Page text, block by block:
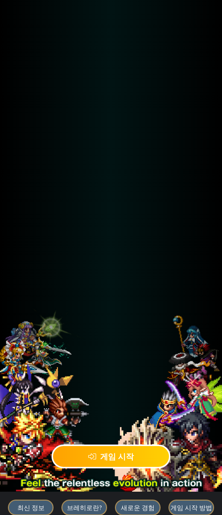
게임 시작
블록체인 게임 「BRAVE
최신 정보 브레히로란? 새로운 경험 게임 시작 방법